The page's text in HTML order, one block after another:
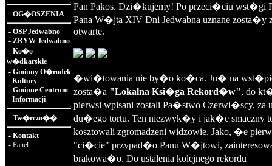
- OG�OSZENIA
- OSP Jedwabno
- ZRYW Jedwabno
- Ko�o
w�dkarskie
- Gminny O�rodek
Kultury
- Gminne Centrum
Informacji
- Tw�rczo��
- Kontakt
- Panel
Pan Pakos. Dzi�kujemy! Po przeci�ciu wst�gi
Pana W�jta XIV Dni Jedwabna uznane zosta�y
otwarte.
�wi�towania nie by�o ko�ca. Ju� na
zosta�a "Lokalna Ksi�ga Rekord�w", do
pierwsi wpisani zostali Pa�stwo Czerwi�scy, za
du�ego tortu. Ten niezwyk�y i jak�e smaczny
kosztowali zgromadzeni widzowie. Jako, �e
"ci�cie" przypad�o Panu W�jtowi,
brakowa�o. Do ustalenia kolejnego rekordu